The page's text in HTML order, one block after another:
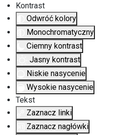
Kontrast
Odwróć kolory
Monochromatyczny
Ciemny kontrast
Jasny kontrast
Niskie nasycenie
Wysokie nasycenie
Tekst
Zaznacz linki
Zaznacz nagłówki